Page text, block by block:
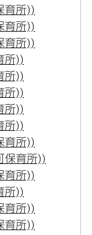
育所))
育所))
育所))
所))
所))
所))
所))
所))
育所))
保育所))
育所))
所))
育所))
育所))